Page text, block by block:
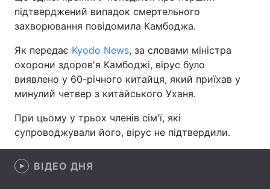
Головна Війна
Україна Політика
Економіка Світ
Техно і зв'язок Лайт
Зброя
підтверджений випадок смертельного
захворювання повідомила Камбоджа.
Як передає Kyodo News, за словами міністра
охорони здоров'я Камбоджі, вірус було
виявлено у 60-річного китайця, який приїхав у
минулий четвер з китайського Уханя.
При цьому у трьох членів сім'ї, які
супроводжували його, вірус не підтвердили.
ВІДЕО ДНЯ